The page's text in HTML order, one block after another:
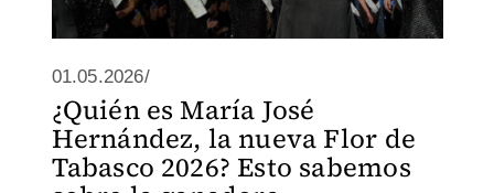
01.05.2026/
¿Quién es María José
Hernández, la nueva Flor de
Tabasco 2026? Esto sabemos